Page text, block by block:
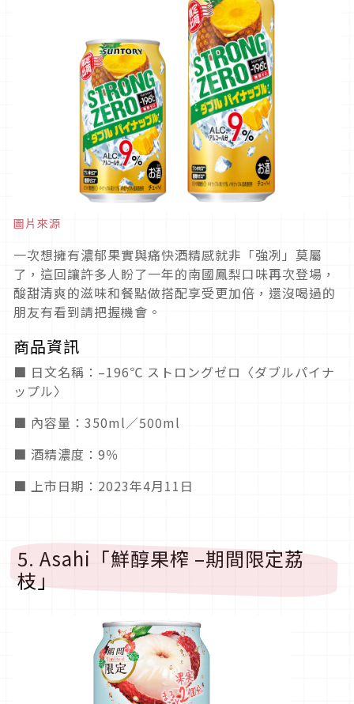
圖片來源
一次想擁有濃郁果實與痛快酒精感就非「強冽」莫屬
了，這回讓許多人盼了一年的南國鳳梨口味再次登場，
酸甜清爽的滋味和餐點做搭配享受更加倍，還沒喝過的
朋友有看到請把握機會。
商品資訊
■ 日文名稱：–196℃ ストロングゼロ〈ダブルパイナ
ップル〉
■ 內容量：350ml／500ml
■ 酒精濃度：9％
■ 上市日期：2023年4月11日
5. Asahi「鮮醇果榨 –期間限定荔
枝」